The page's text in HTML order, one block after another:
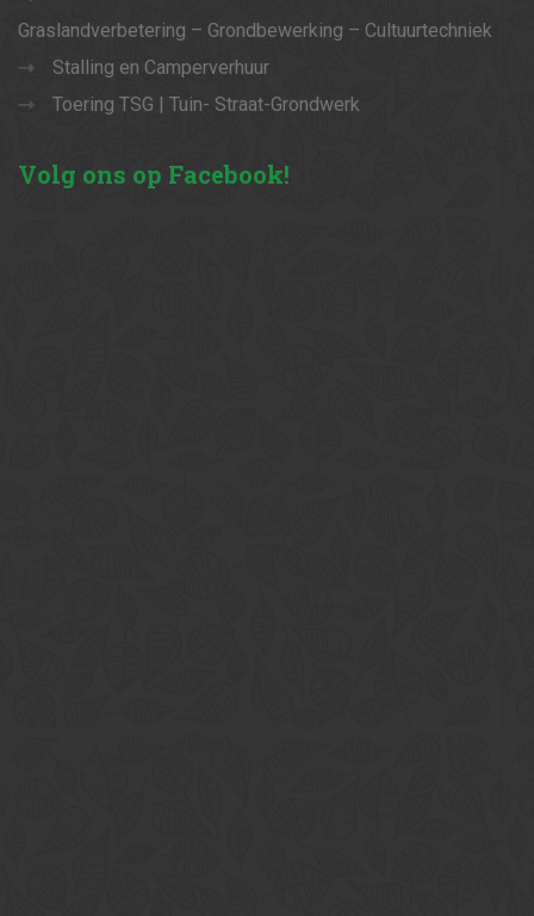
Graslandverbetering – Grondbewerking – Cultuurtechniek
Stalling en Camperverhuur
Toering TSG | Tuin- Straat-Grondwerk
Volg ons op Facebook!